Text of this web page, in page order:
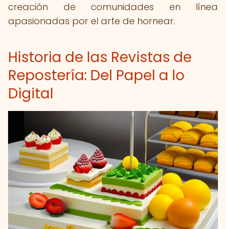
creación de comunidades en línea
apasionadas por el arte de hornear.
Historia de las Revistas de
Repostería: Del Papel a lo
Digital